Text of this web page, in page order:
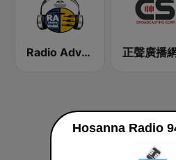
Radio Adventista La Voz De La Verdad